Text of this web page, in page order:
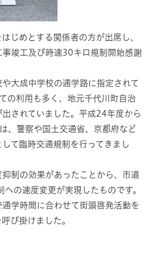
じめとする関係者の方が出席し、
事竣工及び時速30キロ規制開始感謝
大成中学校の通学路に指定されて
の利用も多く、地元千代川町自治
されていました。平成24年度から
、警察や国土交通省、京都府など
て臨時交通規制を行ってきまし
制の効果があったことから、市道
の速度変更が実現したものです。
学時間に合わせて街頭啓発活動を
び掛けました。